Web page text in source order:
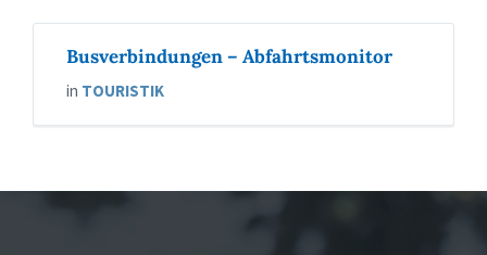
Busverbindungen – Abfahrtsmonitor
in TOURISTIK